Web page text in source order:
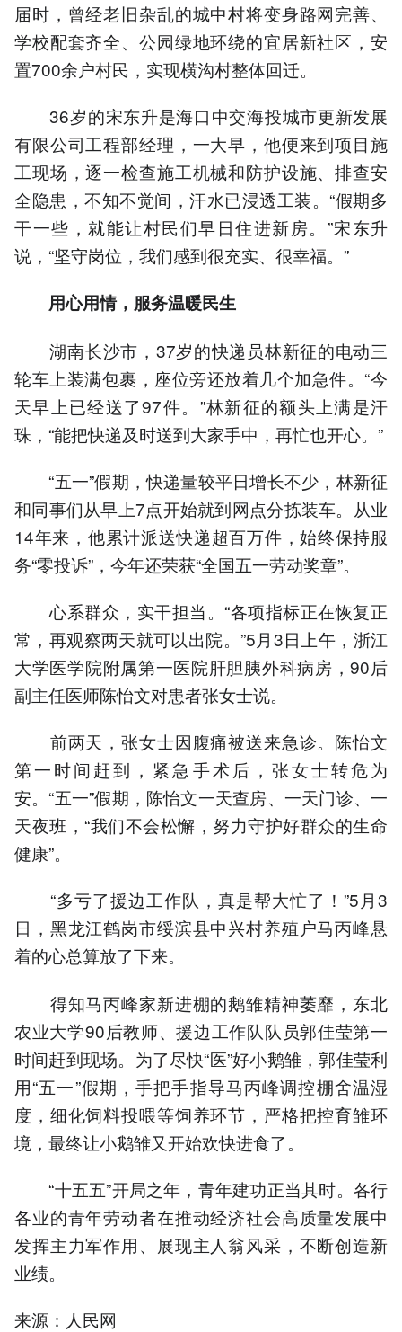
届时，曾经老旧杂乱的城中村将变身路网完善、
学校配套齐全、公园绿地环绕的宜居新社区，安
置700余户村民，实现横沟村整体回迁。
36岁的宋东升是海口中交海投城市更新发展
有限公司工程部经理，一大早，他便来到项目施
工现场，逐一检查施工机械和防护设施、排查安
全隐患，不知不觉间，汗水已浸透工装。“假期多
干一些，就能让村民们早日住进新房。”宋东升
说，“坚守岗位，我们感到很充实、很幸福。”
用心用情，服务温暖民生
湖南长沙市，37岁的快递员林新征的电动三
轮车上装满包裹，座位旁还放着几个加急件。“今
天早上已经送了97件。”林新征的额头上满是汗
珠，“能把快递及时送到大家手中，再忙也开心。”
“五一”假期，快递量较平日增长不少，林新征
和同事们从早上7点开始就到网点分拣装车。从业
14年来，他累计派送快递超百万件，始终保持服
务“零投诉”，今年还荣获“全国五一劳动奖章”。
心系群众，实干担当。“各项指标正在恢复正
常，再观察两天就可以出院。”5月3日上午，浙江
大学医学院附属第一医院肝胆胰外科病房，90后
副主任医师陈怡文对患者张女士说。
前两天，张女士因腹痛被送来急诊。陈怡文
第一时间赶到，紧急手术后，张女士转危为
安。“五一”假期，陈怡文一天查房、一天门诊、一
天夜班，“我们不会松懈，努力守护好群众的生命
健康”。
“多亏了援边工作队，真是帮大忙了！”5月3
日，黑龙江鹤岗市绥滨县中兴村养殖户马丙峰悬
着的心总算放了下来。
得知马丙峰家新进棚的鹅雏精神萎靡，东北
农业大学90后教师、援边工作队队员郭佳莹第一
时间赶到现场。为了尽快“医”好小鹅雏，郭佳莹利
用“五一”假期，手把手指导马丙峰调控棚舍温湿
度，细化饲料投喂等饲养环节，严格把控育雏环
境，最终让小鹅雏又开始欢快进食了。
“十五五”开局之年，青年建功正当其时。各行
各业的青年劳动者在推动经济社会高质量发展中
发挥主力军作用、展现主人翁风采，不断创造新
业绩。
来源：人民网